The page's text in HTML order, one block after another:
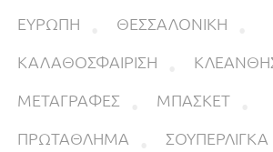
ΕΥΡΩΠΗ
ΘΕΣΣΑΛΟΝΙΚΗ
ΚΑΛΑΘΟΣΦΑΙΡΙΣΗ
ΜΕΤΑΓΡΑΦΕΣ
ΜΠΑΣΚΕΤ
ΠΡΩΤΑΘΛΗΜΑ
ΣΟΥΠΕΡΛΙΓΚΑ